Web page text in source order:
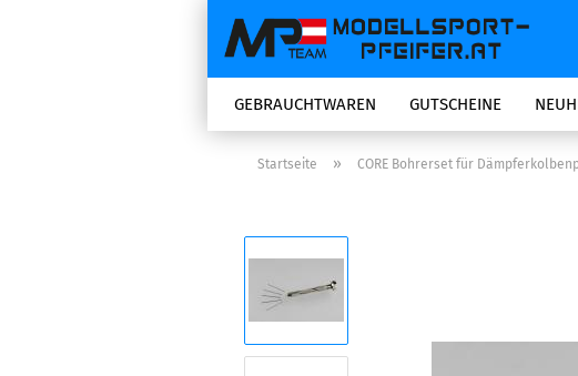
GEBRAUCHTWAREN GUTSCHEINE
Startseite » CORE Bohrerset für